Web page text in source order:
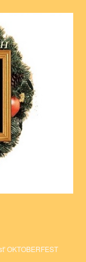
OKTOBERFEST